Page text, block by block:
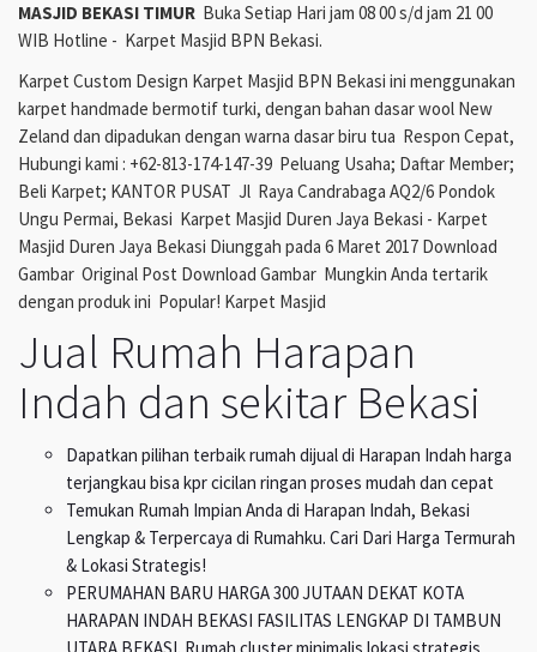
MASJID BEKASI TIMUR Buka Setiap Hari jam 08 00 s/d jam 21 00
WIB Hotline - Karpet Masjid BPN Bekasi.
Karpet Custom Design Karpet Masjid BPN Bekasi ini menggunakan
karpet handmade bermotif turki, dengan bahan dasar wool New
Zeland dan dipadukan dengan warna dasar biru tua Respon Cepat,
Hubungi kami : +62-813-174-147-39 Peluang Usaha; Daftar Member;
Beli Karpet; KANTOR PUSAT Jl Raya Candrabaga AQ2/6 Pondok
Ungu Permai, Bekasi Karpet Masjid Duren Jaya Bekasi - Karpet
Masjid Duren Jaya Bekasi Diunggah pada 6 Maret 2017 Download
Gambar Original Post Download Gambar Mungkin Anda tertarik
dengan produk ini Popular! Karpet Masjid
Jual Rumah Harapan
Indah dan sekitar Bekasi
Dapatkan pilihan terbaik rumah dijual di Harapan Indah harga
terjangkau bisa kpr cicilan ringan proses mudah dan cepat
Temukan Rumah Impian Anda di Harapan Indah, Bekasi
Lengkap & Terpercaya di Rumahku. Cari Dari Harga Termurah
& Lokasi Strategis!
PERUMAHAN BARU HARGA 300 JUTAAN DEKAT KOTA
HARAPAN INDAH BEKASI FASILITAS LENGKAP DI TAMBUN